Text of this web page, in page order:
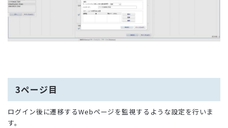
3ページ目
ログイン後に遷移するWebページを監視するような設定を行いま
す。